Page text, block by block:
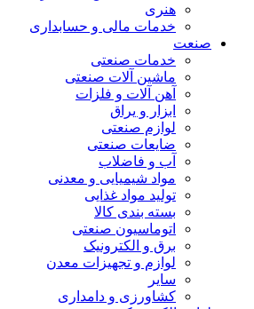
هنری
خدمات مالی و حسابداری
صنعت
خدمات صنعتی
ماشین آلات صنعتی
آهن آلات و فلزات
ابزار و یراق
لوازم صنعتی
ضایعات صنعتی
آب و فاضلاب
مواد شیمیایی و معدنی
تولید مواد غذایی
بسته بندی کالا
اتوماسیون صنعتی
برق و الکترونیک
لوازم و تجهیزات معدن
سایر
کشاورزی و دامداری